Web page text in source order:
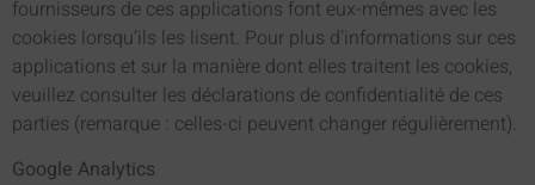
fournisseurs de ces applications font eux-mêmes avec les
cookies lorsqu’ils les lisent. Pour plus d’informations sur ces
applications et sur la manière dont elles traitent les cookies,
veuillez consulter les déclarations de confidentialité de ces
parties (remarque : celles-ci peuvent changer régulièrement).
Google Analytics